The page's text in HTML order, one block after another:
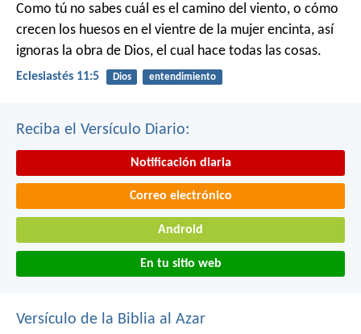
Como tú no sabes cuál es el camino del viento, o cómo
crecen los huesos en el vientre de la mujer encinta, así
ignoras la obra de Dios, el cual hace todas las cosas.
Eclesiastés 11:5 Dios entendimiento
Reciba el Versículo Diario:
Notificación diaria
Correo electrónico
Android
En tu sitio web
Versículo de la Biblia al Azar